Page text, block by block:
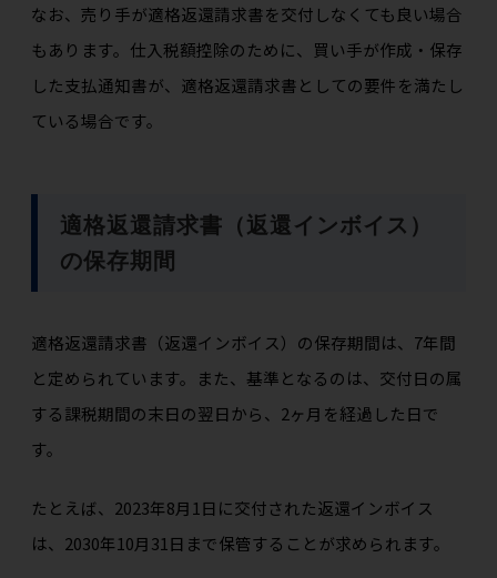
なお、売り手が適格返還請求書を交付しなくても良い場合
もあります。仕入税額控除のために、買い手が作成・保存
した支払通知書が、適格返還請求書としての要件を満たし
ている場合です。
適格返還請求書（返還インボイス）
の保存期間
適格返還請求書（返還インボイス）の保存期間は、7年間
と定められています。また、基準となるのは、交付日の属
する課税期間の末日の翌日から、2ヶ月を経過した日で
す。
たとえば、2023年8月1日に交付された返還インボイス
は、2030年10月31日まで保管することが求められます。